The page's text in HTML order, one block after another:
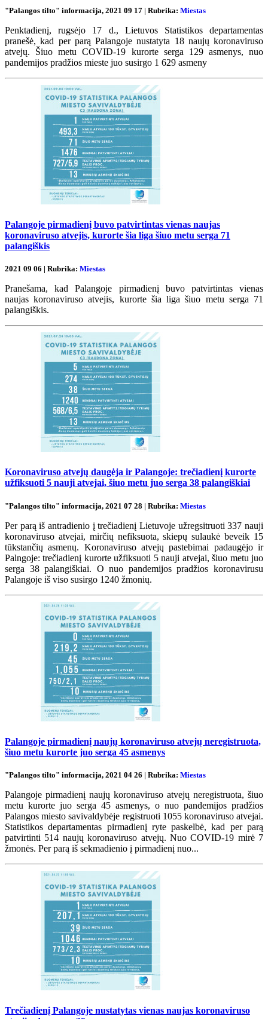
"Palangos tilto" informacija, 2021 09 17 | Rubrika: Miestas
Penktadienį, rugsėjo 17 d., Lietuvos Statistikos departamentas
pranešė, kad per parą Palangoje nustatyta 18 naujų koronaviruso
atvejų. Šiuo metu COVID-19 kurorte serga 129 asmenys, nuo
pandemijos pradžios mieste juo susirgo 1 629 asmeny
Palangoje pirmadienį buvo patvirtintas vienas naujas
koronaviruso atvejis, kurorte šia liga šiuo metu serga 71
palangiškis
2021 09 06 | Rubrika: Miestas
Pranešama, kad Palangoje pirmadienį buvo patvirtintas vienas
naujas koronaviruso atvejis, kurorte šia liga šiuo metu serga 71
palangiškis.
Koronaviruso atvejų daugėja ir Palangoje: trečiadienį kurorte
užfiksuoti 5 nauji atvejai, šiuo metu juo serga 38 palangiškiai
"Palangos tilto" informacija, 2021 07 28 | Rubrika: Miestas
Per parą iš antradienio į trečiadienį Lietuvoje užregsitruoti 337 nauji
koronaviruso atvejai, mirčių nefiksuota, skiepų sulaukė beveik 15
tūkstančių asmenų. Koronaviruso atvejų pastebimai padaugėjo ir
Palngoje: trečiadienį kurorte užfiksuoti 5 nauji atvejai, šiuo metu juo
serga 38 palangiškiai. O nuo pandemijos pradžios koronavirusu
Palangoje iš viso susirgo 1240 žmonių.
Palangoje pirmadienį naujų koronaviruso atvejų neregistruota,
šiuo metu kurorte juo serga 45 asmenys
"Palangos tilto" informacija, 2021 04 26 | Rubrika: Miestas
Palangoje pirmadienį naujų koronaviruso atvejų neregistruota, šiuo
metu kurorte juo serga 45 asmenys, o nuo pandemijos pradžios
Palangos miesto savivaldybėje registruoti 1055 koronaviruso atvejai.
Statistikos departamentas pirmadienį ryte paskelbė, kad per parą
patvirtinti 514 naujų koronaviruso atvejų. Nuo COVID-19 mirė 7
žmonės. Per parą iš sekmadienio į pirmadienį nuo...
Trečiadienį Palangoje nustatytas vienas naujas koronaviruso